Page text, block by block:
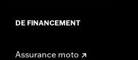
DE FINANCEMENT
Assurance moto